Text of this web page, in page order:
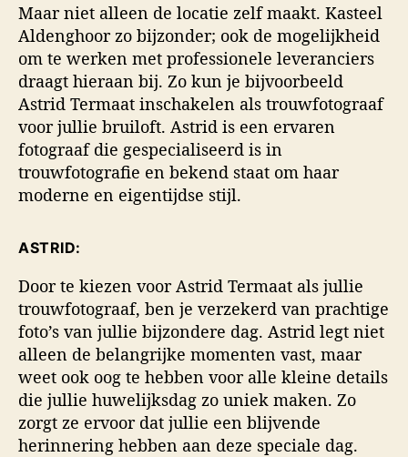
Maar niet alleen de locatie zelf maakt. Kasteel
Aldenghoor zo bijzonder; ook de mogelijkheid
om te werken met professionele leveranciers
draagt hieraan bij. Zo kun je bijvoorbeeld
Astrid Termaat inschakelen als trouwfotograaf
voor jullie bruiloft. Astrid is een ervaren
fotograaf die gespecialiseerd is in
trouwfotografie en bekend staat om haar
moderne en eigentijdse stijl.
ASTRID:
Door te kiezen voor Astrid Termaat als jullie
trouwfotograaf, ben je verzekerd van prachtige
foto’s van jullie bijzondere dag. Astrid legt niet
alleen de belangrijke momenten vast, maar
weet ook oog te hebben voor alle kleine details
die jullie huwelijksdag zo uniek maken. Zo
zorgt ze ervoor dat jullie een blijvende
herinnering hebben aan deze speciale dag.